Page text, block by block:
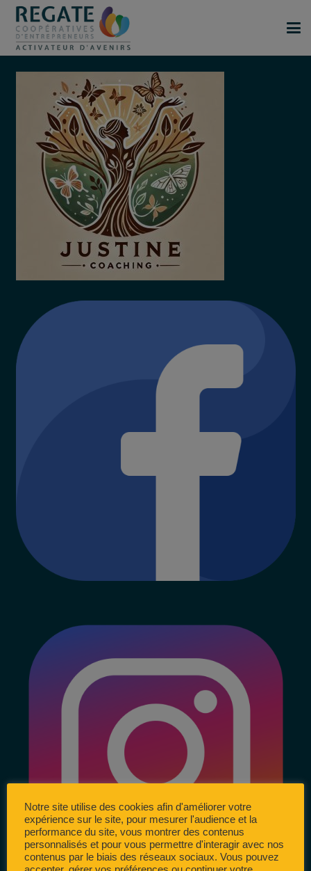
Notre site utilise des cookies afin d'améliorer votre
expérience sur le site, pour mesurer l'audience et la
performance du site, vous montrer des contenus
personnalisés et pour vous permettre d'interagir avec nos
contenus par le biais des réseaux sociaux. Vous pouvez